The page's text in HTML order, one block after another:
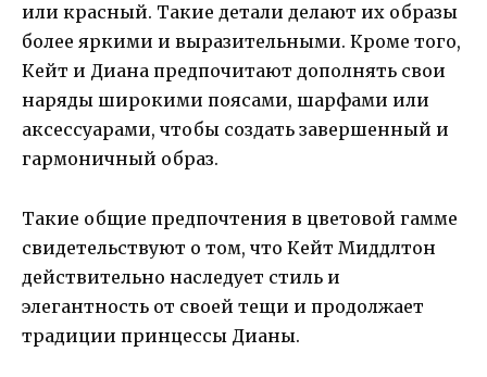
или красный. Такие детали делают их образы
более яркими и выразительными. Кроме того,
Кейт и Диана предпочитают дополнять свои
наряды широкими поясами, шарфами или
аксессуарами, чтобы создать завершенный и
гармоничный образ.
Такие общие предпочтения в цветовой гамме
свидетельствуют о том, что Кейт Миддлтон
действительно наследует стиль и
элегантность от своей тещи и продолжает
традиции принцессы Дианы.